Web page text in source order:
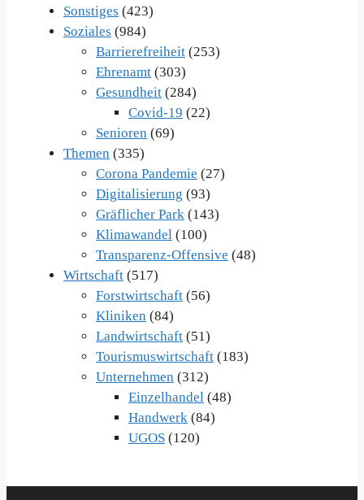
Sonstiges (423)
Soziales (984)
Barrierefreiheit (253)
Ehrenamt (303)
Gesundheit (284)
Covid-19 (22)
Senioren (69)
Themen (335)
Corona Pandemie (27)
Digitalisierung (93)
Gräflicher Park (143)
Klimawandel (100)
Transparenz-Offensive (48)
Wirtschaft (517)
Forstwirtschaft (56)
Kliniken (84)
Landwirtschaft (51)
Tourismuswirtschaft (183)
Unternehmen (312)
Einzelhandel (48)
Handwerk (84)
UGOS (120)